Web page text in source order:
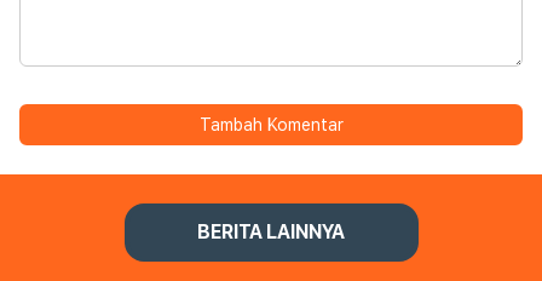
Tambah Komentar
BERITA LAINNYA